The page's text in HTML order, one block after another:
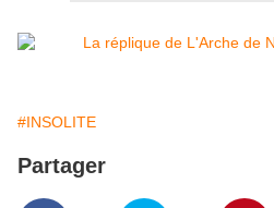
#INSOLITE
Partager